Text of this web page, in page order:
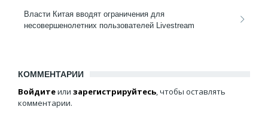
Власти Китая вводят ограничения для
несовершенолетних пользователей Livestream
КОММЕНТАРИИ
Войдитеили зарегистрируйтесь, чтобы оставлять
комментарии.